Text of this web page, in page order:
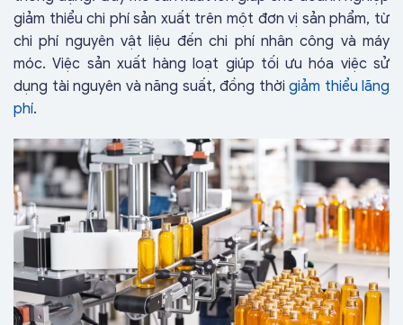
giảm thiểu chi phí sản xuất trên một đơn vị sản phẩm, từ
chi phí nguyên vật liệu đến chi phí nhân công và máy
móc. Việc sản xuất hàng loạt giúp tối ưuhóa việc sử
dụng tài nguyên và năng suất, đồng thời giảm thiểu lãng
phí.